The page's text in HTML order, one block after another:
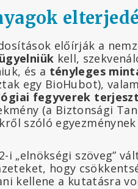
előírják a
kell,
és a tényleges
egy BioHubot),
fegyverek
(a Biztonsági
szóló
i „elnökségi szöveg”
hogy
kellene a kutatásra